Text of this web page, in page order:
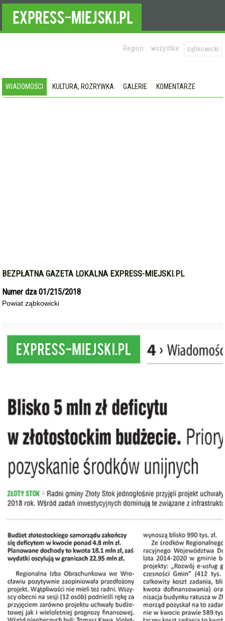
Region: wszystkie ząbkowicki
WIADOMOŚCI KULTURA, ROZRYWKA GALERIE KOMENTARZE
BEZPŁATNA GAZETA LOKALNA EXPRESS-MIEJSKI.PL
Numer dza 01/215/2018
Powiat ząbkowicki